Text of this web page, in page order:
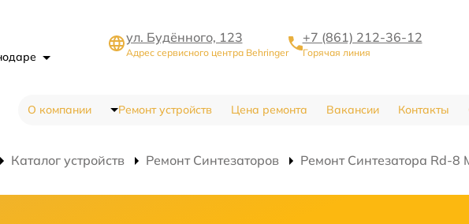
ул. Будённого, 123
Адрес сервисного центра Behringer
+7 (861) 212-36-12
Горячая линия
О компании Ремонт устройств Цена ремонта Вакансии Контакты
Каталог устройств Ремонт Синтезаторов Ремонт Синтезатора Rd-8